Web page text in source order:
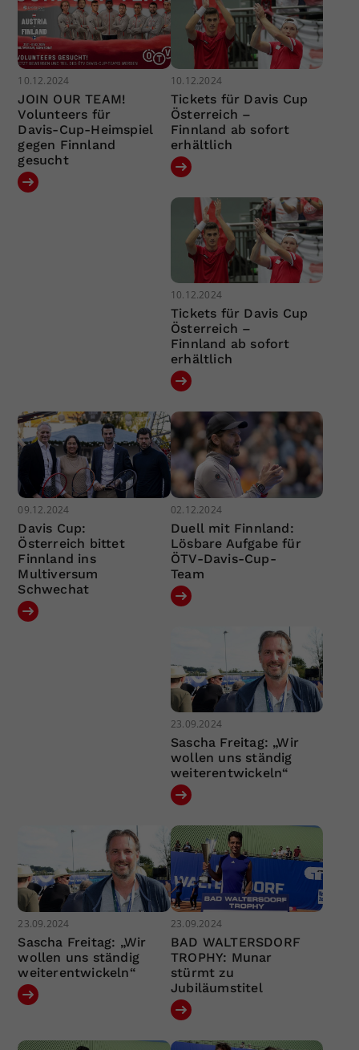
10.12.2024
JOIN OUR TEAM!
Volunteers für
Davis-Cup-Heimspiel
gegen Finnland
gesucht
10.12.2024
Tickets für Davis Cup
Österreich –
Finnland ab sofort
erhältlich
10.12.2024
Tickets für Davis Cup
Österreich –
Finnland ab sofort
erhältlich
09.12.2024
Davis Cup:
Österreich bittet
Finnland ins
Multiversum
Schwechat
02.12.2024
Duell mit Finnland:
Lösbare Aufgabe für
ÖTV-Davis-Cup-
Team
23.09.2024
Sascha Freitag: „Wir
wollen uns ständig
weiterentwickeln“
23.09.2024
Sascha Freitag: „Wir
wollen uns ständig
weiterentwickeln“
23.09.2024
BAD WALTERSDORF
TROPHY: Munar
stürmt zu
Jubiläumstitel